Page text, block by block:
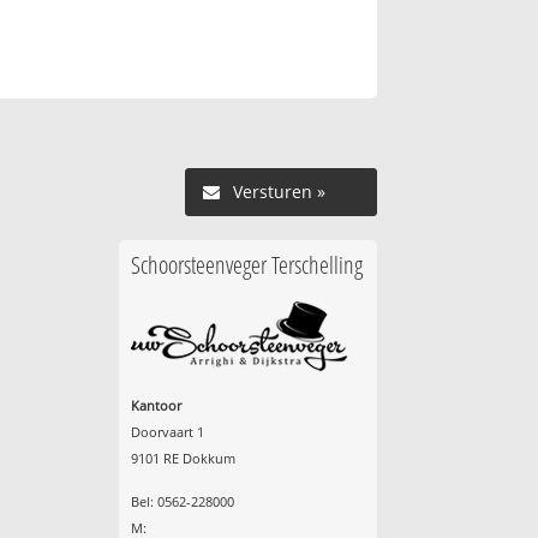
Versturen »
Schoorsteenveger Terschelling
Kantoor
Doorvaart 1
9101 RE Dokkum
Bel: 0562-228000
M: